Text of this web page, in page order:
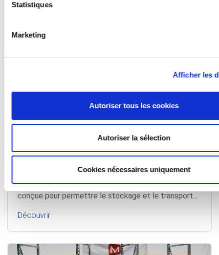
Statistiques
Marketing
Afficher les
Autoriser tous les cookies
Autoriser la sélection
Cookies nécessaires uniquement
Ce timon horizontal manuel a été conçu par Manubob
Découvrir
Remorque tractable DED_3000
Cette remorque à double essieux directionnel a été
conçue pour permettre le stockage et le transport...
Découvrir